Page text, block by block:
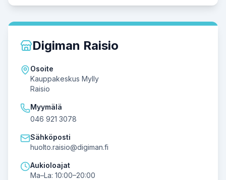
Digiman Raisio
Osoite
Kauppakeskus Mylly
Raisio
Myymälä
046 921 3078
Sähköposti
huolto.raisio@digiman.fi
Aukioloajat
Ma–La: 10:00–20:00